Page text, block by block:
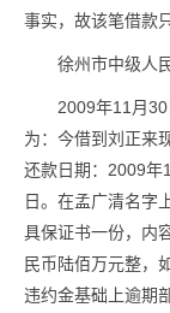
事实，故该笔借款
徐州市中级人
2009年11月
为：今借到刘正来
还款日期：2009年
日。在孟广清名字
具保证书一份，内
民币陆佰万元整，
违约金基础上逾期